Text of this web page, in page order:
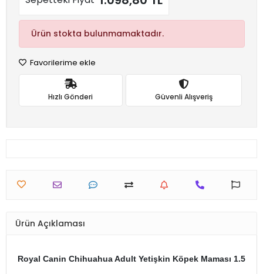
Ürün stokta bulunmamaktadır.
Favorilerime ekle
Hızlı Gönderi Güvenli Alışveriş
Ürün Açıklaması
Royal Canin Chihuahua Adult Yetişkin Köpek Maması 1.5